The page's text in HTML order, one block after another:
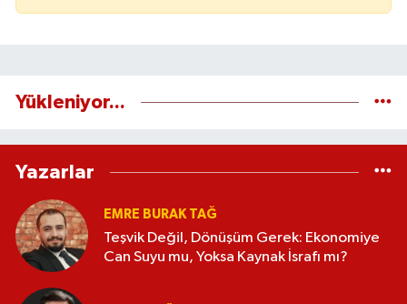
Yükleniyor...
Yazarlar
EMRE BURAK TAĞ
Teşvik Değil, Dönüşüm Gerek: Ekonomiye
Can Suyu mu, Yoksa Kaynak İsrafı mı?